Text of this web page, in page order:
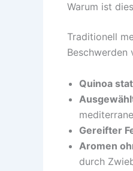
Warum ist
Traditionell
Beschwerden
Quinoa
Gereifter
Aromen
durch